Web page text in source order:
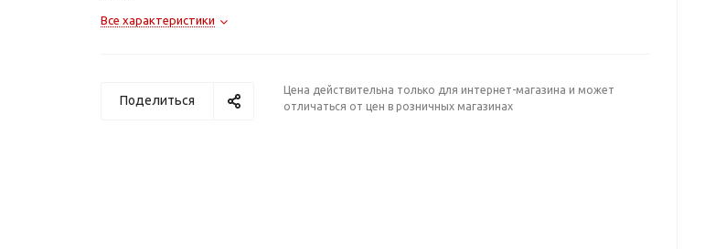
Все характеристики
Поделиться
Цена действительна только для интернет-магазина и может
отличаться от цен в розничных магазинах